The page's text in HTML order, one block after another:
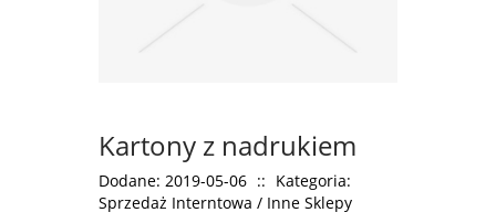
Kartony z nadrukiem
Dodane: 2019-05-06 :: Kategoria:
Sprzedaż Interntowa / Inne Sklepy